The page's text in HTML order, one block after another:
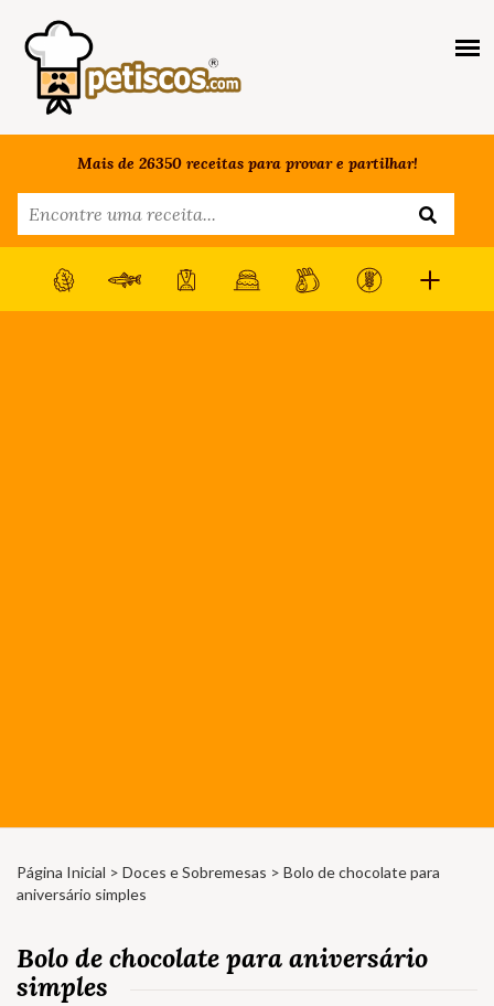
Mais de 26350 receitas para provar e partilhar!
Página Inicial > Doces e Sobremesas > Bolo de chocolate para
aniversário simples
Bolo de chocolate para aniversário
simples